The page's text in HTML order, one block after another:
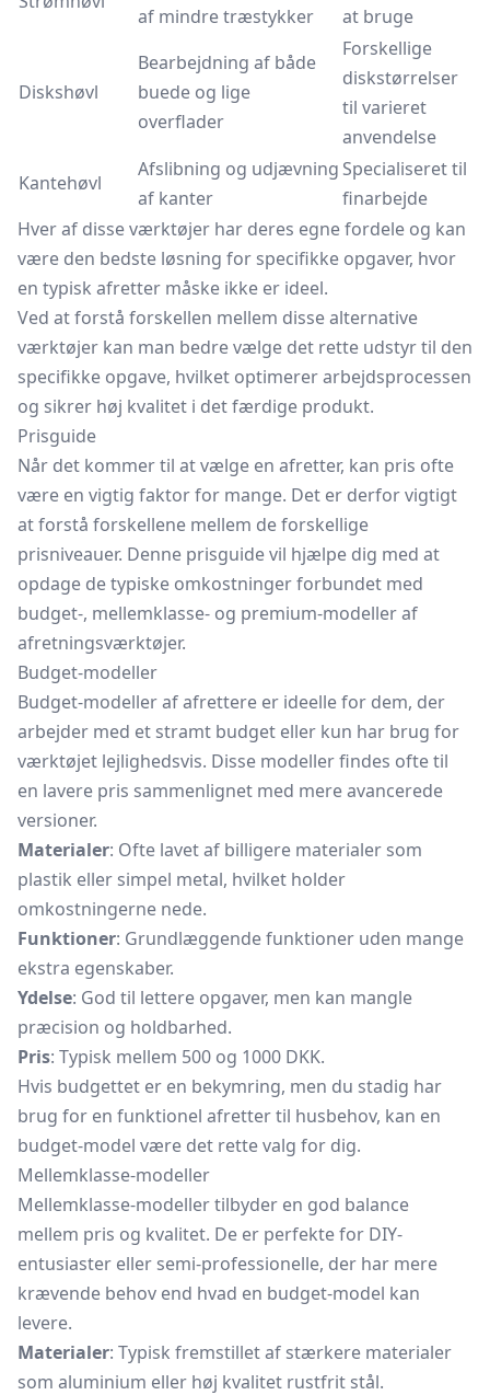
af mindre træstykker at bruge
Diskshøvl
Bearbejdning af både
buede og lige
overflader
Forskellige
diskstørrelser
til varieret
anvendelse
Kantehøvl
Afslibning og udjævning
af kanter
Specialiseret til
finarbejde
Hver af disse værktøjer har deres egne fordele og kan
være den bedste løsning for specifikke opgaver, hvor
en typisk afretter måske ikke er ideel.
Ved at forstå forskellen mellem disse alternative
værktøjer kan man bedre vælge det rette udstyr til den
specifikke opgave, hvilket optimerer arbejdsprocessen
og sikrer høj kvalitet i det færdige produkt.
Prisguide
Når det kommer til at vælge en afretter, kan pris ofte
være en vigtig faktor for mange. Det er derfor vigtigt
at forstå forskellene mellem de forskellige
prisniveauer. Denne prisguide vil hjælpe dig med at
opdage de typiske omkostninger forbundet med
budget-, mellemklasse- og premium-modeller af
afretningsværktøjer.
Budget-modeller
Budget-modeller af afrettere er ideelle for dem, der
arbejder med et stramt budget eller kun har brug for
værktøjet lejlighedsvis. Disse modeller findes ofte til
en lavere pris sammenlignet med mere avancerede
versioner.
Materialer: Ofte lavet af billigere materialer som
plastik eller simpel metal, hvilket holder
omkostningerne nede.
Funktioner: Grundlæggende funktioner uden mange
ekstra egenskaber.
Ydelse: God til lettere opgaver, men kan mangle
præcision og holdbarhed.
Pris: Typisk mellem 500 og 1000 DKK.
Hvis budgettet er en bekymring, men du stadig har
brug for en funktionel afretter til husbehov, kan en
budget-model være det rette valg for dig.
Mellemklasse-modeller
Mellemklasse-modeller tilbyder en god balance
mellem pris og kvalitet. De er perfekte for DIY-
entusiaster eller semi-professionelle, der har mere
krævende behov end hvad en budget-model kan
levere.
Materialer: Typisk fremstillet af stærkere materialer
som aluminium eller høj kvalitet rustfrit stål.